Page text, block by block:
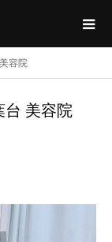
容院
台 美容院